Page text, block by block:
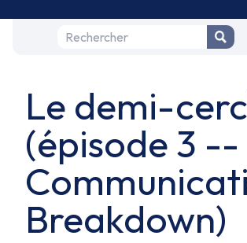
Le demi-
(épisode 3 --
Breakdown)